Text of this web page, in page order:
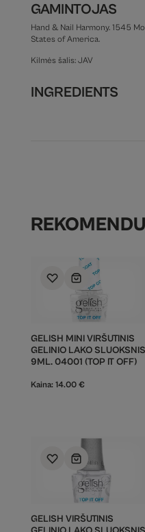
GAMINTOJAS
Hand & Nail Harmony. 1545
States of America.
Kilmės šalis: JAV
INGREDIENTS
GELISH MINI VIRŠUTINIS
GELINIO LAKO SLUOKSNIS
9ML. 04001 (TOP IT OFF)
Kaina: 14.00 €
GELISH VIRŠUTINIS